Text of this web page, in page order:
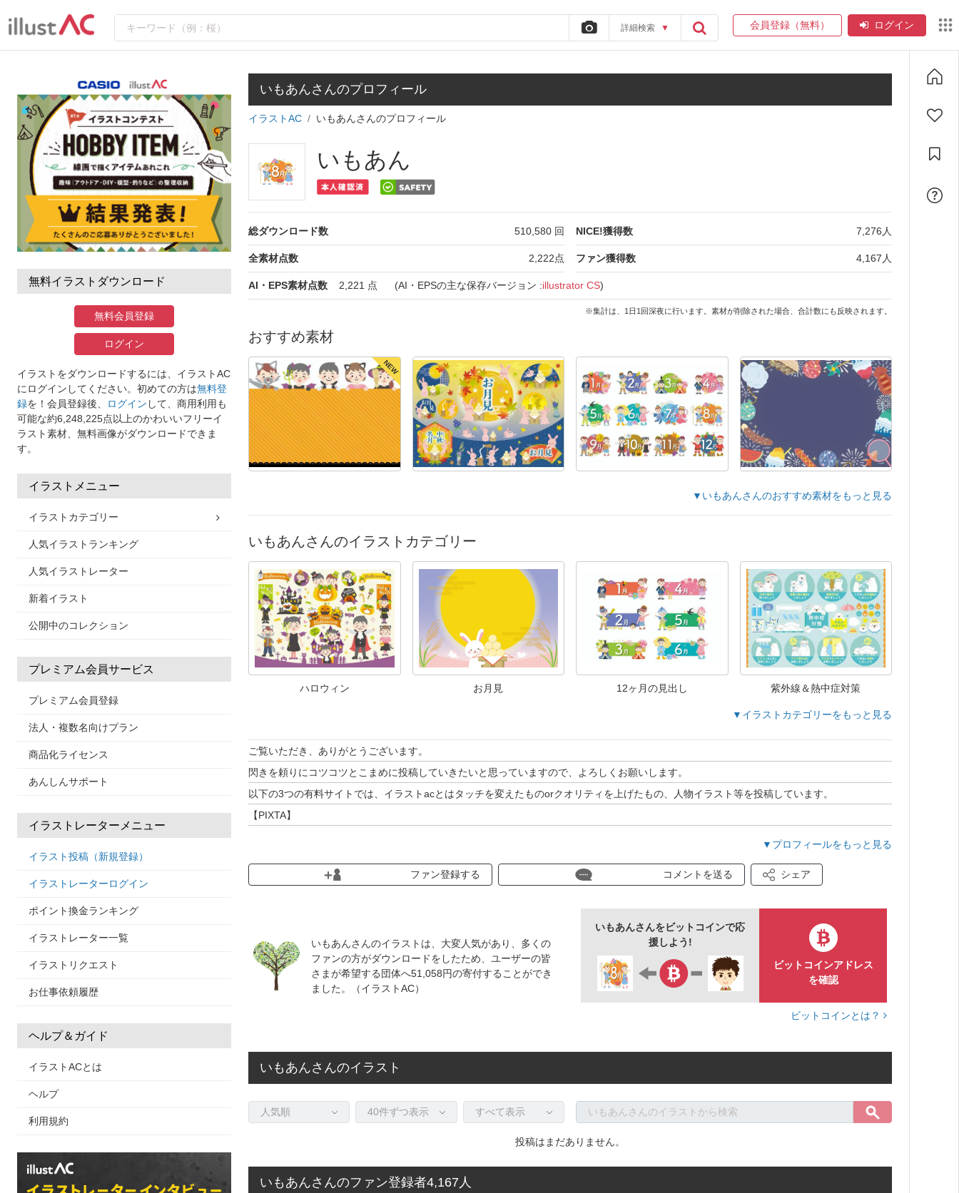
詳細検索 ▼ 会員登録（無料） ログイン
無料イラストダウンロード
無料会員登録
ログイン
イラストをダウンロードするには、イラストAC
にログインしてください。初めての方は無料登
録を！会員登録後、 ログイン して、商用利用も
可能な約6,248,225点以上のかわいいフリーイ
ラスト素材、無料画像がダウンロードできま
す。
イラストメニュー
イラストカテゴリー
人気イラストランキング
人気イラストレーター
新着イラスト
公開中のコレクション
プレミアム会員サービス
プレミアム会員登録
法人・複数名向けプラン
商品化ライセンス
あんしんサポート
イラストレーターメニュー
イラスト投稿（新規登録）
イラストレーターログイン
ポイント換金ランキング
イラストレーター一覧
イラストリクエスト
お仕事依頼履歴
ヘルプ＆ガイド
イラストACとは
ヘルプ
利用規約
いもあんさんのプロフィール
イラストAC いもあんさんのプロフィール
いもあん
総ダウンロード数 510,580 回
全素材点数 2,222点
NICE!獲得数 7,276 人
ファン獲得数 4,167 人
AI・EPS素材点数 2,221 点 (AI・EPSの主な保存バージョン :illustrator CS)
※集計は、1日1回深夜に行います。素材が削除された場合、合計数にも反映されます。
おすすめ素材
NEW
▼いもあんさんのおすすめ素材をもっと見る
いもあんさんのイラストカテゴリー
ハロウィン お月見 12ヶ月の見出し 紫外線＆熱中症対策
▼イラストカテゴリーをもっと見る
ご覧いただき、ありがとうございます。
閃きを頼りにコツコツとこまめに投稿していきたいと思っていますので、よろしくお願いします。
以下の3つの有料サイトでは、イラストacとはタッチを変えたものorクオリティを上げたもの、人物イラスト等を投稿しています。
【PIXTA】
https://stock.adobe.com/jp/contributor/210248019/imoan
▼プロフィールをもっと見る
ファン登録する コメントを送る シェア
いもあんさんのイラストは、大変人気があり、多くの
ファンの方がダウンロードをしたため、ユーザーの皆
さまが希望する団体へ51,058円の寄付することができ
ました。（イラストAC）
いもあんさんをビットコインで応
援しよう!
ビットコインアドレス
を確認
ビットコインとは？
いもあんさんのイラスト
投稿はまだありません。
いもあんさんのファン登録者4,167人